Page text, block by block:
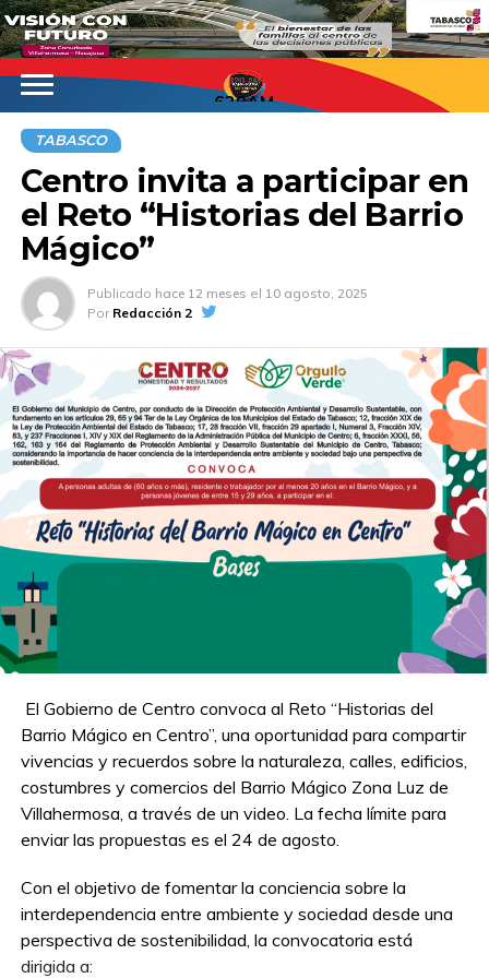
620AM
TABASCO
Centro invita a participar en
el Reto “Historias del Barrio
Mágico”
Publicado hace 12 meses el 10 agosto, 2025
Por Redacción 2
El Gobierno de Centro convoca al Reto “Historias del
Barrio Mágico en Centro”, una oportunidad para compartir
vivencias y recuerdos sobre la naturaleza, calles, edificios,
costumbres y comercios del Barrio Mágico Zona Luz de
Villahermosa, a través de un video. La fecha límite para
enviar las propuestas es el 24 de agosto.
Con el objetivo de fomentar la conciencia sobre la
interdependencia entre ambiente y sociedad desde una
perspectiva de sostenibilidad, la convocatoria está
dirigida a: